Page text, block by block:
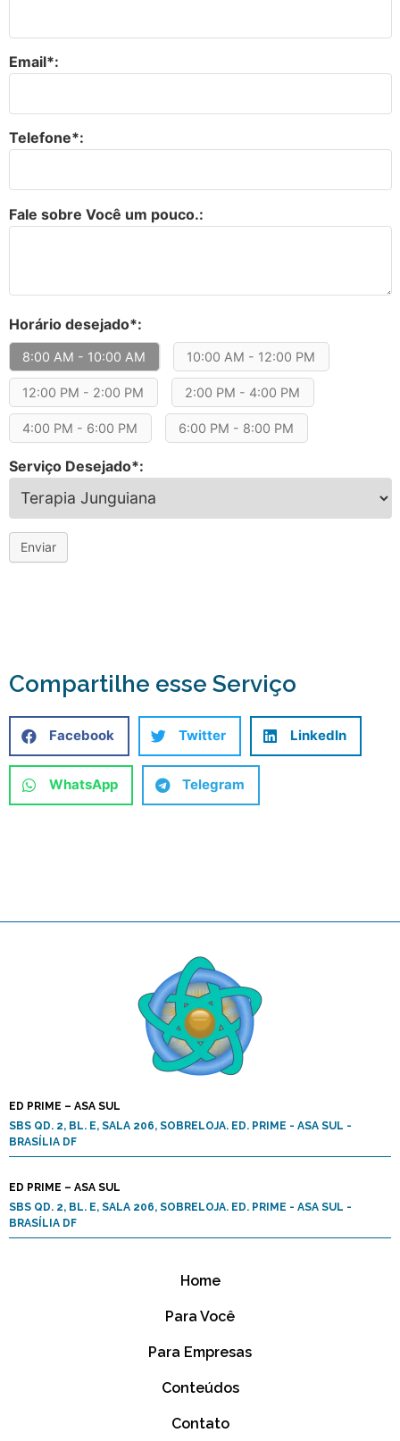
Email*:
Telefone*:
Fale sobre Você um pouco.:
Horário desejado*:
8:00 AM - 10:00 AM 10:00 AM - 12:00 PM
12:00 PM - 2:00 PM 2:00 PM - 4:00 PM
4:00 PM - 6:00 PM 6:00 PM - 8:00 PM
Serviço Desejado*:
Enviar
Compartilhe esse Serviço
Facebook Twitter LinkedIn
WhatsApp Telegram
ED PRIME – ASA SUL
SBS QD. 2, BL. E, SALA 206, SOBRELOJA. ED. PRIME - ASA SUL -
BRASÍLIA DF
ED PRIME – ASA SUL
SBS QD. 2, BL. E, SALA 206, SOBRELOJA. ED. PRIME - ASA SUL -
BRASÍLIA DF
Home
Para Você
Para Empresas
Conteúdos
Contato